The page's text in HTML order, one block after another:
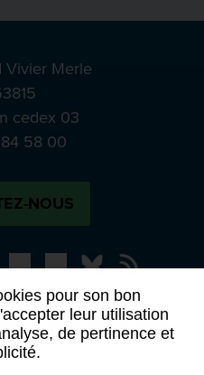
pour son bon
leur utilisation
de pertinence et
Vivier Merle
cedex 03
58 00
NOUS
BlueskyNotre
D’INTÉRÊT